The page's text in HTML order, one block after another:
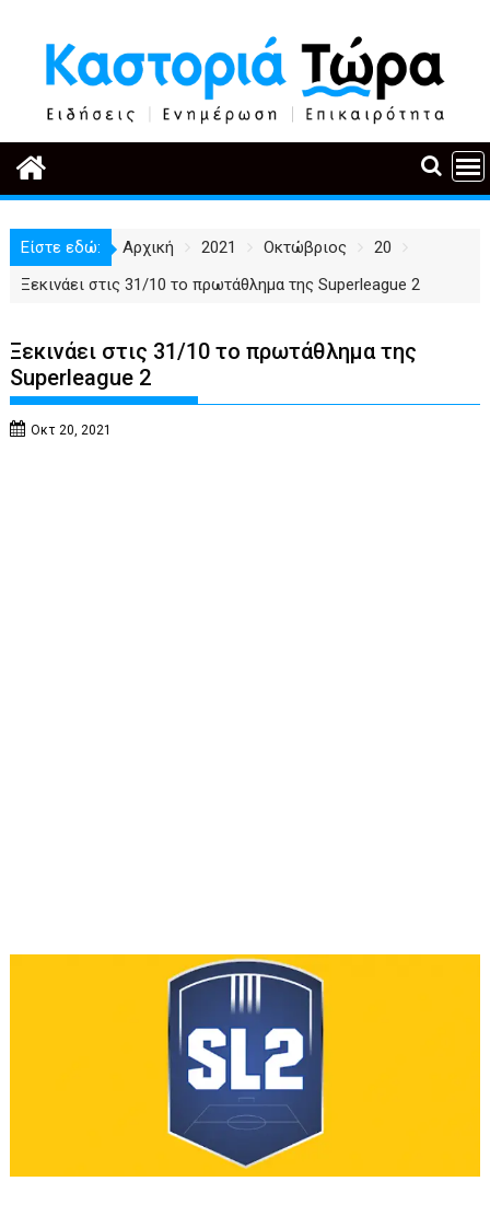
περιεχόμενο
Είστε εδώ: Αρχική 2021 Οκτώβριος
20
Ξεκινάει στις 31/10 το πρωτάθλημα της Superleague 2
Ξεκινάει στις 31/10 το πρωτάθλημα της
Superleague 2
Οκτ 20, 2021